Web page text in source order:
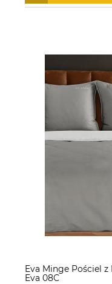
Eva Minge Pościel
Eva 08C